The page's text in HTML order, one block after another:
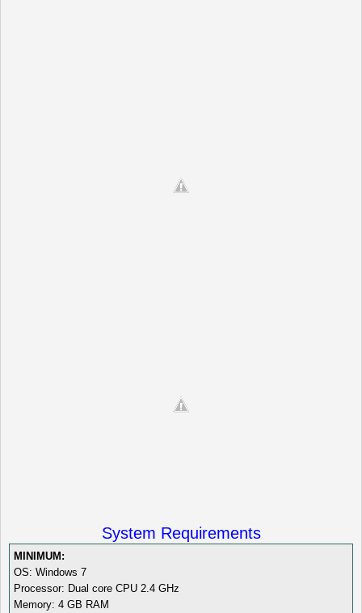
System Requirements
MINIMUM:
OS: Windows 7
Processor: Dual core CPU 2.4 GHz
Memory: 4 GB RAM